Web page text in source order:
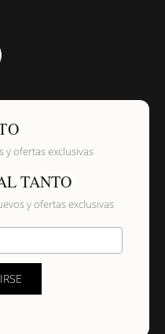
y ofertas exclusivas
TANTO
y ofertas exclusivas